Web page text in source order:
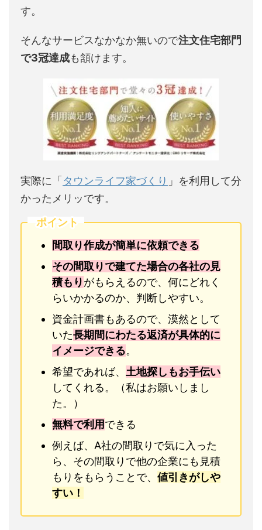
す。
そんなサービスなかなか無いので注文住宅部門
で3冠達成も頷けます。
実際に「 タウンライフ家づくり 」を利用して分
かったメリッです。
ポイント
間取り作成が簡単に依頼できる
その間取りで建てた場合の各社の見
積もりがもらえるので、何にどれく
らいかかるのか、判断しやすい。
資金計画書もあるので、漠然として
いた長期間にわたる返済が具体的に
イメージできる。
希望であれば、 土地探しもお手伝い
してくれる。（私はお願いしまし
た。）
無料で利用できる
例えば、A社の間取りで気に入った
ら、その間取りで他の企業にも見積
もりをもらうことで、 値引きがしや
すい！